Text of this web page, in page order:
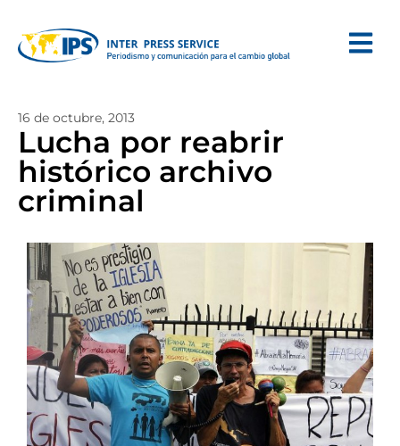
16 de octubre, 2013
Lucha por reabrir
histórico archivo
criminal